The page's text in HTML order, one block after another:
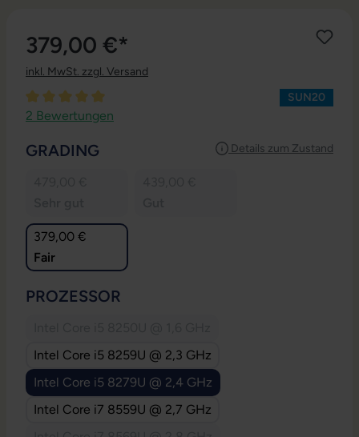
379,00 €*
inkl. MwSt. zzgl. Versand
Durchschnittliche Bewertung von 5 von 5 Sternen
2 Bewertungen
SUN20
Details zum Zustand
GRADING
379,00 €
Fair
PROZESSOR
Intel Core i5 8259U @ 2,3 GHz
Intel Core i5 8279U @ 2,4 GHz
Intel Core i7 8559U @ 2,7 GHz